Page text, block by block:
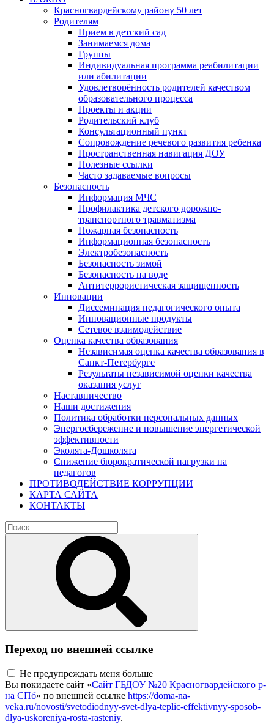
Красногвардейскому району 50 лет
Родителям
Прием в детский сад
Занимаемся дома
Группы
Индивидуальная программа реабилитации
или абилитации
Удовлетворённость родителей качеством
образовательного процесса
Проекты и акции
Родительский клуб
Консультационный пункт
Сопровождение речевого развития ребенка
Пространственная навигация ДОУ
Полезные ссылки
Часто задаваемые вопросы
Безопасность
Информация МЧС
Профилактика детского дорожно-
транспортного травматизма
Пожарная безопасность
Информационная безопасность
Электробезопасность
Безопасность зимой
Безопасность на воде
Антитеррористическая защищенность
Инновации
Диссеминация педагогического опыта
Инновационные продукты
Сетевое взаимодействие
Оценка качества образования
Независимая оценка качества образования в
Санкт-Петербурге
Результаты независимой оценки качества
оказания услуг
Наставничество
Наши достижения
Политика обработки персональных данных
Энергосбережение и повышение энергетической
эффективности
Эколята-Дошколята
Снижение бюрократической нагрузки на
педагогов
ПРОТИВОДЕЙСТВИЕ КОРРУПЦИИ
КАРТА САЙТА
КОНТАКТЫ
Переход по внешней ссылке
Не предупреждать меня больше
Вы покидаете сайт «Сайт ГБДОУ №20 Красногвардейского р-
на СПб» по внешней ссылке https://doma-na-
veka.ru/novosti/svetodiodnyy-svet-dlya-teplic-effektivnyy-sposob-
dlya-uskoreniya-rosta-rasteniy.